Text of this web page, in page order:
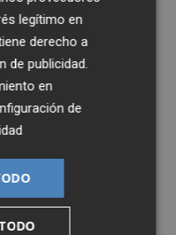
legítimo en
derecho a
de publicidad
en
de